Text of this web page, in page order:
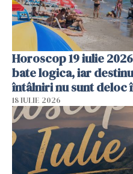
Horoscop 19 iulie
bate logica, iar
întâlniri nu sunt deloc
18 IULIE 2026